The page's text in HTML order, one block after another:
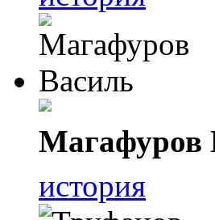
Магафуров
история